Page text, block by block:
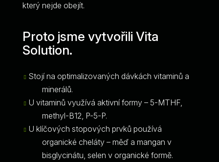
který nejde obejít.
Proto jsme vytvořili Vita
Solution.
Stojí na optimalizovaných dávkách vitaminů a
minerálů.
U vitaminů využívá aktivní formy – 5-MTHF,
methyl-B12, P-5-P.
U klíčových stopových prvků používá
organické cheláty – měď a mangan v
bisglycinátu, selen v organické formě.